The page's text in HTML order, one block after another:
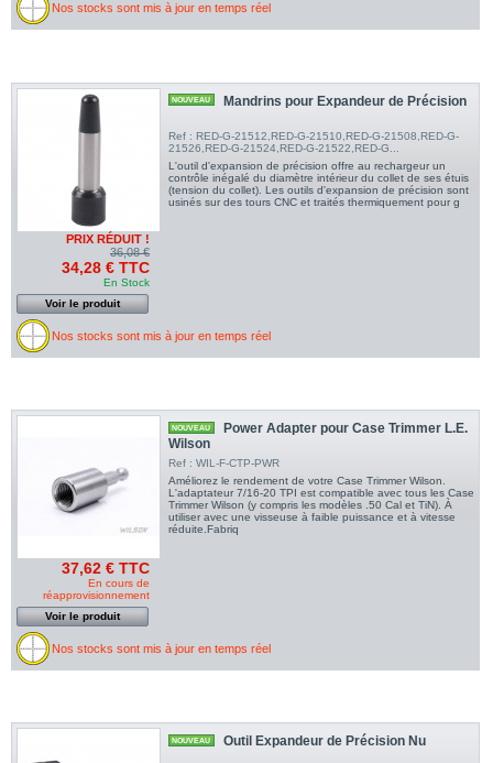
Nos stocks sont mis à jour en temps réel
NOUVEAU Mandrins pour Expandeur de Précision
Ref : RED-G-21512,RED-G-21510,RED-G-21508,RED-G-
21526,RED-G-21524,RED-G-21522,RED-G...
L'outil d'expansion de précision offre au rechargeur un
contrôle inégalé du diamètre intérieur du collet de ses étuis
(tension du collet). Les outils d'expansion de précision sont
usinés sur des tours CNC et traités thermiquement pour g
PRIX RÉDUIT !
36,08 €
34,28 € TTC
En Stock
Voir le produit
Nos stocks sont mis à jour en temps réel
NOUVEAU
Power Adapter pour Case Trimmer L.E.
Wilson
Ref : WIL-F-CTP-PWR
Améliorez le rendement de votre Case Trimmer Wilson.
L'adaptateur 7/16-20 TPI est compatible avec tous les Case
Trimmer Wilson (y compris les modèles .50 Cal et TiN). À
utiliser avec une visseuse à faible puissance et à vitesse
réduite.Fabriq
37,62 € TTC
En cours de
réapprovisionnement
Voir le produit
Nos stocks sont mis à jour en temps réel
NOUVEAU Outil Expandeur de Précision Nu